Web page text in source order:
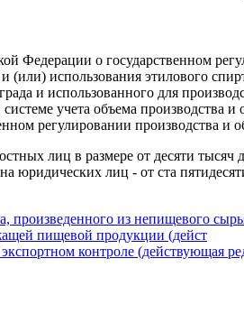
Федерации о государственном
(или) использования этилового
и использованного для
учета объема производства
регулировании производства
лиц в размере от десяти
юридических лиц - от ста
из непищевого
пищевой продукции (дейст
контроле (действующая